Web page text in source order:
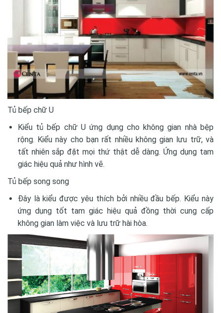
Tủ bếp chữ U
Kiểu tủ bếp chữ U ứng dụng cho không gian nhà bệp
rộng. Kiểu này cho bạn rất nhiều không gian lưu trữ, và
tất nhiên sắp đặt mọi thứ thật dễ dàng. Ứng dụng tam
giác hiệu quả như hình vẽ.
Tủ bếp song song
Đây là kiểu được yêu thích bởi nhiều đầu bếp. Kiểu này
ứng dụng tốt tam giác hiệu quả đồng thời cung cấp
không gian làm việc và lưu trữ hài hòa.